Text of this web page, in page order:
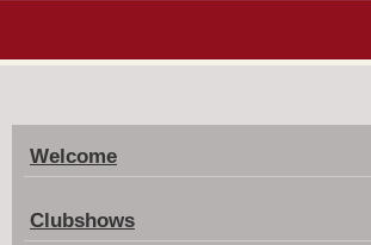
Album photos
Agenda
Guestbook
Welcome
Clubshows